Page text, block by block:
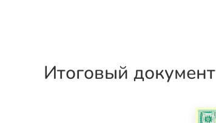
Итоговый документ